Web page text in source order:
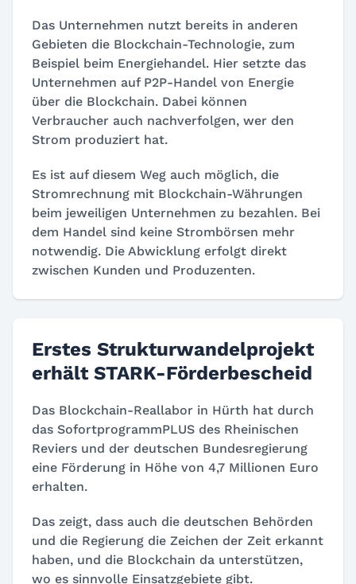
Das Unternehmen nutzt bereits in anderen
Gebieten die Blockchain-Technologie, zum
Beispiel beim Energiehandel. Hier setzte das
Unternehmen auf P2P-Handel von Energie
über die Blockchain. Dabei können
Verbraucher auch nachverfolgen, wer den
Strom produziert hat.
Es ist auf diesem Weg auch möglich, die
Stromrechnung mit Blockchain-Währungen
beim jeweiligen Unternehmen zu bezahlen. Bei
dem Handel sind keine Strombörsen mehr
notwendig. Die Abwicklung erfolgt direkt
zwischen Kunden und Produzenten.
Erstes Strukturwandelprojekt
erhält STARK-Förderbescheid
Das Blockchain-Reallabor in Hürth hat durch
das SofortprogrammPLUS des Rheinischen
Reviers und der deutschen Bundesregierung
eine Förderung in Höhe von 4,7 Millionen Euro
erhalten.
Das zeigt, dass auch die deutschen Behörden
und die Regierung die Zeichen der Zeit erkannt
haben, und die Blockchain da unterstützen,
wo es sinnvolle Einsatzgebiete gibt.